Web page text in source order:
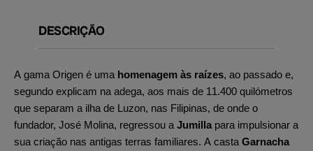
DESCRIÇÃO
A gama Origen é uma homenagem às raízes, ao passado e,
segundo explicam na adega, aos mais de 11.400 quilómetros
que separam a ilha de Luzon, nas Filipinas, de onde o
fundador, José Molina, regressou a Jumilla para impulsionar a
sua criação nas antigas terras familiares. A casta Garnacha